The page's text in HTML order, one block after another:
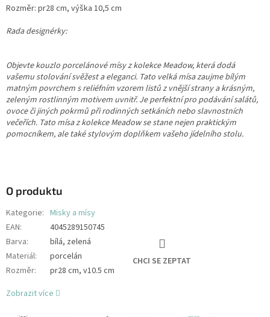
Rozměr: pr28 cm, výška 10,5 cm
Rada designérky:
Objevte kouzlo porcelánové mísy z kolekce Meadow, která dodá
vašemu stolování svěžest a eleganci. Tato velká mísa zaujme bílým
matným povrchem s reliéfním vzorem listů z vnější strany a krásným,
zeleným rostlinným motivem uvnitř. Je perfektní pro podávání salátů,
ovoce či jiných pokrmů při rodinných setkáních nebo slavnostních
večeřích. Tato mísa z kolekce Meadow se stane nejen praktickým
pomocníkem, ale také stylovým doplňkem vašeho jídelního stolu.
O produktu
Kategorie: Misky a mísy
EAN:
4045289150745
Barva:
bílá, zelená
Materiál:
porcelán
Rozměr: pr28 cm, v10.5 cm
CHCI SE ZEPTAT
Zobrazit více